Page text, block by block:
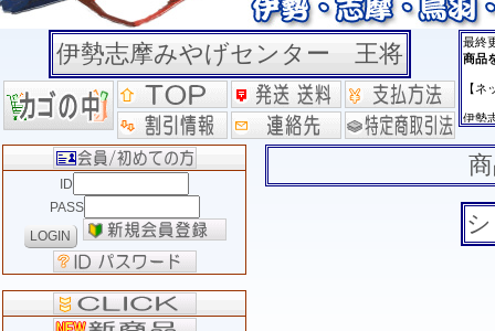
伊勢志摩みやげセンター 王将
ID
PASS